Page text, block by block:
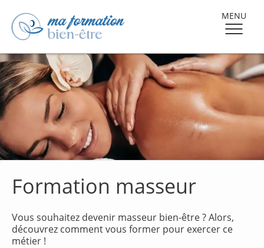
MENU
Formation masseur
Vous souhaitez devenir masseur bien-être ? Alors,
découvrez comment vous former pour exercer ce
métier !